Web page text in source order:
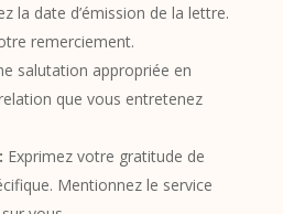
la date d’émission de la lettre.
remerciement.
salutation appropriée en
que vous entretenez
Exprimez votre gratitude de
Mentionnez le service